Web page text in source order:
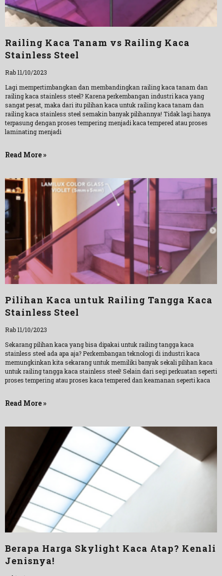
Railing Kaca Tanam vs Railing Kaca
Stainless Steel
Rab 11/10/2023
Lagi mempertimbangkan dan membandingkan railing kaca tanam dan
railing kaca stainless steel? Karena perkembangan industri kaca yang
sangat pesat, maka dari itu pilihan kaca untuk railing kaca tanam dan
railing kaca stainless steel semakin banyak pilihannya! Tidak lagi hanya
terpasung dengan proses tempering menjadi kaca tempered atau proses
laminating menjadi
Read More »
Pilihan Kaca untuk Railing Tangga Kaca
Stainless Steel
Rab 11/10/2023
Sekarang pilihan kaca yang bisa dipakai untuk railing tangga kaca
stainless steel ada apa aja? Perkembangan teknologi di industri kaca
memungkinkan kita sekarang untuk memiliki banyak sekali pilihan kaca
untuk railing tangga kaca stainless steel! Selain dari segi perkuatan seperti
proses tempering atau proses kaca tempered dan keamanan seperti kaca
Read More »
Berapa Harga Skylight Kaca Atap? Kenali
Jenisnya!